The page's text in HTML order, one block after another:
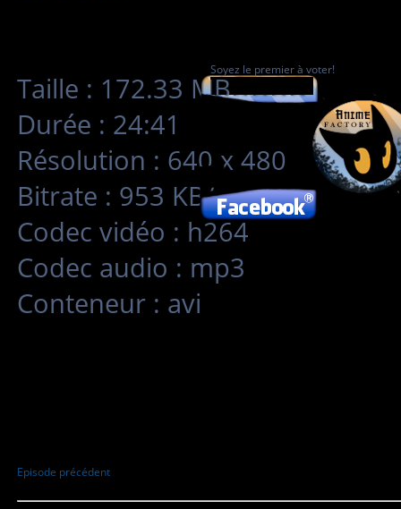
Taille : 172.33 MB
Durée : 24:41
Résolution : 640 x 480
Bitrate : 953 KB/s
Codec vidéo : h264
Codec audio : mp3
Conteneur : avi
Soyez le premier à voter!
Episode précédent